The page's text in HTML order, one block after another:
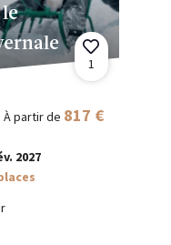
le
1
À partir de 817 €
2027